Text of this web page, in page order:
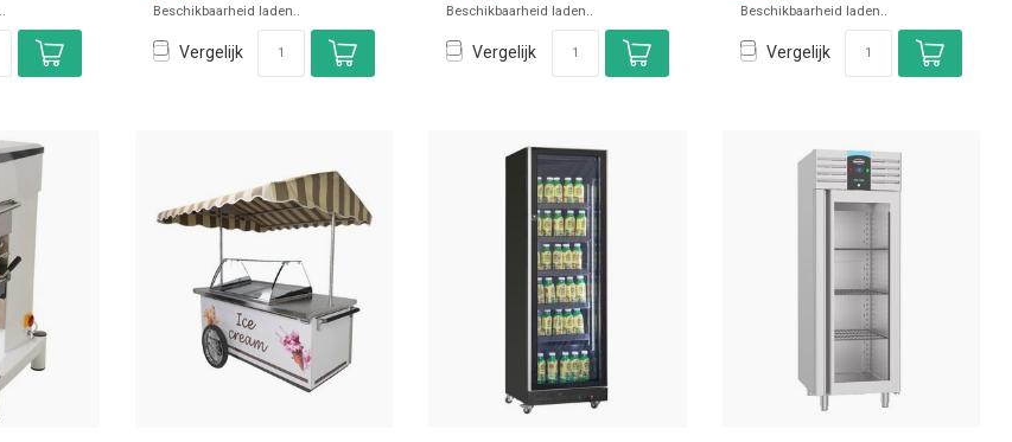
Beschikbaarheid laden..
Vergelijk
Beschikbaarheid laden..
Vergelijk
Beschikbaarheid laden..
Vergelijk